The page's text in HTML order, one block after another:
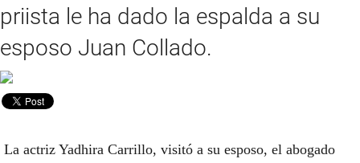
priista le ha dado la espalda a su
esposo Juan Collado.
La actriz Yadhira Carrillo, visitó a su esposo, el abogado